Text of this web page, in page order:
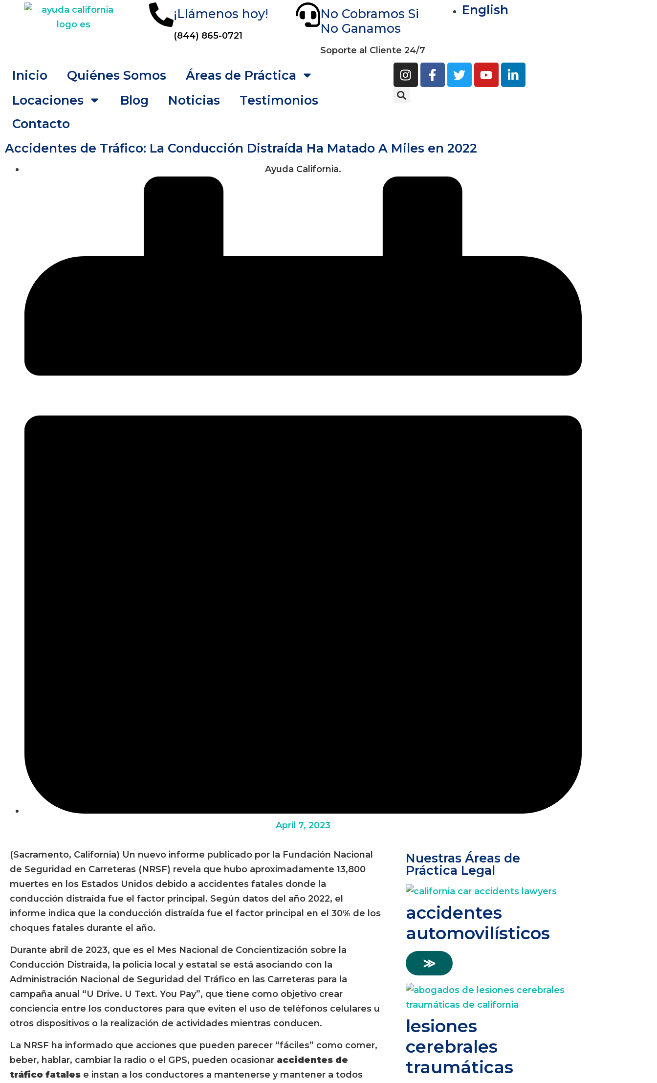
¡Llámenos hoy!
(844) 865-0721
No Cobramos Si
No Ganamos
Soporte al Cliente 24/7
English
Inicio Quiénes Somos
Áreas de Práctica
Locaciones
Blog Noticias
Testimonios
Contacto
Accidentes de Tráfico: La Conducción Distraída Ha Matado A Miles en 2022
Ayuda California.
April 7, 2023
(Sacramento, California) Un nuevo informe publicado por la Fundación Nacional
de Seguridad en Carreteras (NRSF) revela que hubo aproximadamente 13,800
muertes en los Estados Unidos debido a accidentes fatales donde la
conducción distraída fue el factor principal. Según datos del año 2022, el
informe indica que la conducción distraída fue el factor principal en el 30% de los
choques fatales durante el año.
Durante abril de 2023, que es el Mes Nacional de Concientización sobre la
Conducción Distraída, la policía local y estatal se está asociando con la
Administración Nacional de Seguridad del Tráfico en las Carreteras para la
campaña anual “U Drive. U Text. You Pay”, que tiene como objetivo crear
conciencia entre los conductores para que eviten el uso de teléfonos celulares u
otros dispositivos o la realización de actividades mientras conducen.
La NRSF ha informado que acciones que pueden parecer “fáciles” como comer,
beber, hablar, cambiar la radio o el GPS, pueden ocasionar accidentes de
tráfico fatales e instan a los conductores a mantenerse y mantener a todos
Nuestras Áreas de
Práctica Legal
accidentes
automovilísticos
≫
lesiones
cerebrales
traumáticas